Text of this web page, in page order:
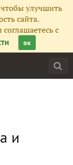
улучшить
сайта.
с
ок
и